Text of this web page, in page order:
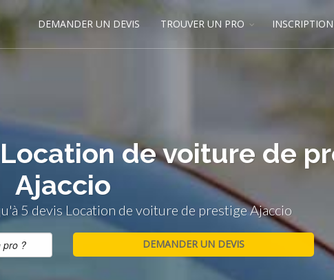
DEMANDER UN DEVIS TROUVER UN PRO
de voiture de
Ajaccio
5 devis Location de voiture de prestige Ajaccio